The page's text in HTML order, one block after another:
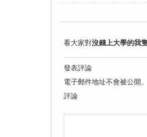
看大家對沒錢上大學的我
發表評論
電子郵件地址不會被公開。
評論